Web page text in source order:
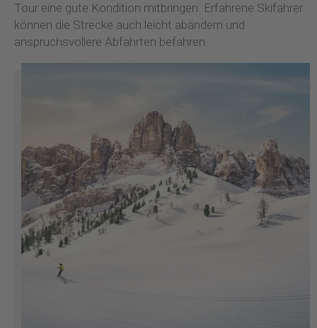
Tour eine gute Kondition mitbringen. Erfahrene Skifahrer
können die Strecke auch leicht abändern und
anspruchsvollere Abfahrten befahren.